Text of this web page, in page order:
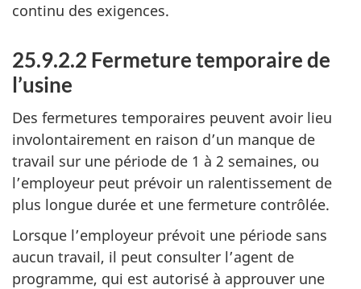
continu des exigences.
25.9.2.2 Fermeture temporaire de
l’usine
Des fermetures temporaires peuvent avoir lieu
involontairement en raison d’un manque de
travail sur une période de 1 à 2 semaines, ou
l’employeur peut prévoir un ralentissement de
plus longue durée et une fermeture contrôlée.
Lorsque l’employeur prévoit une période sans
aucun travail, il peut consulter l’agent de
programme, qui est autorisé à approuver une